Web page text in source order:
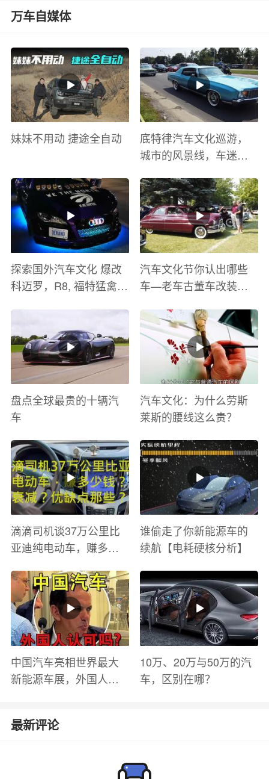
万车自媒体
妹妹不用动 捷途全自动
底特律汽车文化巡游，
城市的风景线，车迷的
探索国外汽车文化 爆改
科迈罗，R8, 福特猛禽
汽车文化节你认出哪些
车—老车古董车改装车
盘点全球最贵的十辆汽
车
汽车文化：为什么劳斯
莱斯的腰线这么贵？
滴滴司机谈37万公里比
亚迪纯电动车，赚多少
有哪些？
谁偷走了你新能源车的
续航【电耗硬核分析】
中国汽车亮相世界最大
新能源车展，外国人怎
10万、20万与50万的汽
车，区别在哪？
最新评论